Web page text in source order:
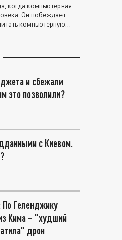
когда компьютерная
Он побеждает
компьютерную
и сбежали
это позволили?
с Киевом.
По Геленджику
Кима – "худший
дрон